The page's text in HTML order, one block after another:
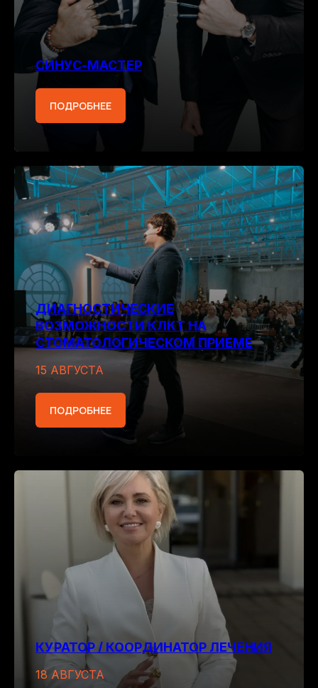
СИНУС-МАСТЕР
ПОДРОБНЕЕ
ДИАГНОСТИЧЕСКИЕ
ВОЗМОЖНОСТИ КЛКТ НА
СТОМАТОЛОГИЧЕСКОМ ПРИЕМЕ
15 АВГУСТА
ПОДРОБНЕЕ
КУРАТОР / КООРДИНАТОР ЛЕЧЕНИЯ
18 АВГУСТА